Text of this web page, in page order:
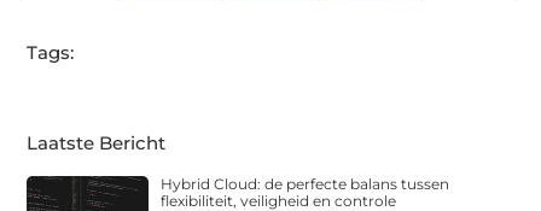
Tags:
Laatste Bericht
Hybrid Cloud: de perfecte balans tussen
flexibiliteit, veiligheid en controle